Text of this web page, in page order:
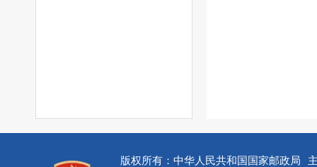
版权所有：中华人民共和国国家邮政局